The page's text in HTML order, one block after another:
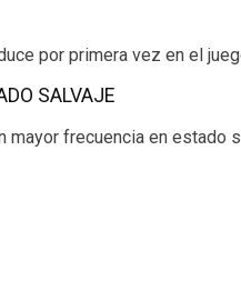
por primera vez en el
SALVAJE
mayor frecuencia en estado